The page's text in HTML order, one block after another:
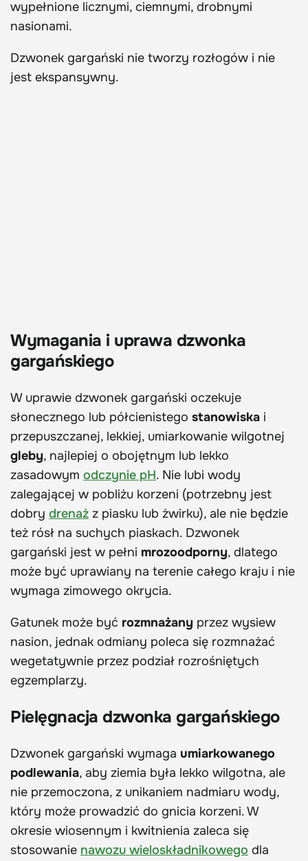
wypełnione licznymi, ciemnymi, drobnymi
nasionami.
Dzwonek gargański nie tworzy rozłogów i nie
jest ekspansywny.
Wymagania i uprawa dzwonka
gargańskiego
W uprawie dzwonek gargański oczekuje
słonecznego lub półcienistego stanowiska i
przepuszczanej, lekkiej, umiarkowanie wilgotnej
gleby, najlepiej o obojętnym lub lekko
zasadowym odczynie pH. Nie lubi wody
zalegającej w pobliżu korzeni (potrzebny jest
dobry drenaż z piasku lub żwirku), ale nie będzie
też rósł na suchych piaskach. Dzwonek
gargański jest w pełni mrozoodporny, dlatego
może być uprawiany na terenie całego kraju i nie
wymaga zimowego okrycia.
Gatunek może być rozmnażany przez wysiew
nasion, jednak odmiany poleca się rozmnażać
wegetatywnie przez podział rozrośniętych
egzemplarzy.
Pielęgnacja dzwonka gargańskiego
Dzwonek gargański wymaga umiarkowanego
podlewania, aby ziemia była lekko wilgotna, ale
nie przemoczona, z unikaniem nadmiaru wody,
który może prowadzić do gnicia korzeni. W
okresie wiosennym i kwitnienia zaleca się
stosowanie nawozu wieloskładnikowego dla